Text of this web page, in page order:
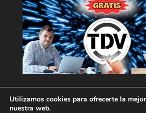
Utilizamos cookies para ofrecerte la
nuestra web.